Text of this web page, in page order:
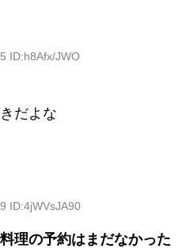
ID:h8Afx/JWO
だよな
ID:4jWVsJA90
理の予約はまだなかった